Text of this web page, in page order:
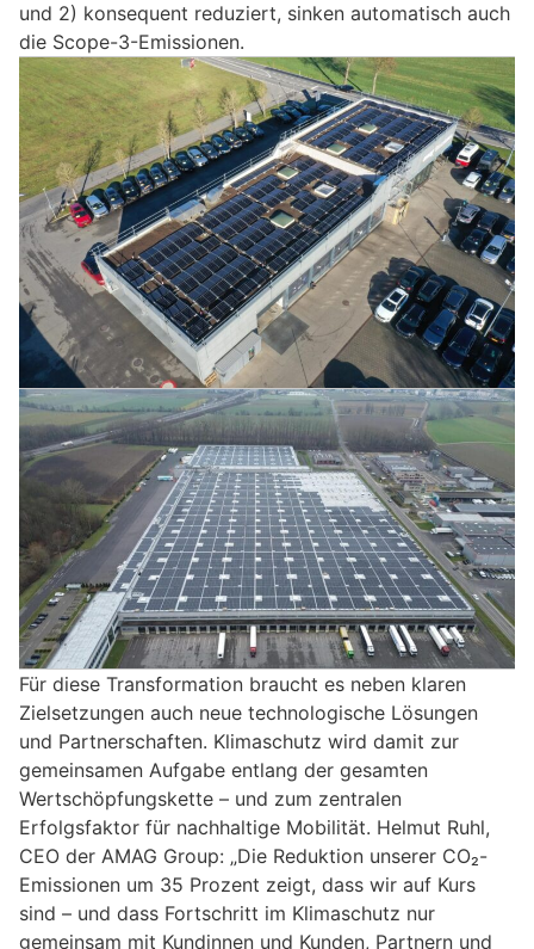
und 2) konsequent reduziert, sinken automatisch auch
die Scope-3-Emissionen.
Für diese Transformation braucht es neben klaren
Zielsetzungen auch neue technologische Lösungen
und Partnerschaften. Klimaschutz wird damit zur
gemeinsamen Aufgabe entlang der gesamten
Wertschöpfungskette – und zum zentralen
Erfolgsfaktor für nachhaltige Mobilität. Helmut Ruhl,
CEO der AMAG Group: „Die Reduktion unserer CO₂-
Emissionen um 35 Prozent zeigt, dass wir auf Kurs
sind – und dass Fortschritt im Klimaschutz nur
gemeinsam mit Kundinnen und Kunden, Partnern und